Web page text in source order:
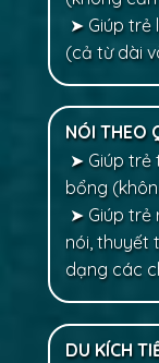
➤ Giúp trẻ
(cả từ dài
NÓI THEO
➤ Giúp trẻ
bổng
➤ Giúp trẻ
nói, thuyết
dạng các
DU KÍCH